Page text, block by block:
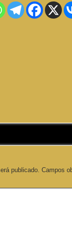
publicado. Campos